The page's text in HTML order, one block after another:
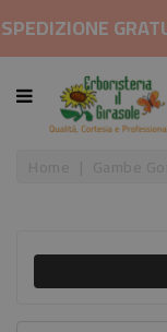
SPEDIZIONE
CATEGORIA
HOME
COSMETICI